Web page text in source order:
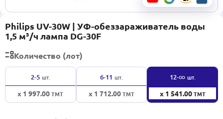
Philips UV-30W | УФ-обеззараживатель воды
1,5 м³/ч лампа DG-30F
Количество (лот)
2-5 шт.
x 1 997.00ТМТ
6-11 шт.
x 1 712.00ТМТ
12-∞ шт.
x 1 541.00ТМТ